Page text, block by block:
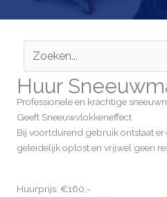
Huur
Professionele en krachtige
Geeft Sneeuwvlokkeneffect
Bij voortdurend gebruik ontstaat
geleidelijk oplost en vrijwel geen
Huurprijs: €160,-